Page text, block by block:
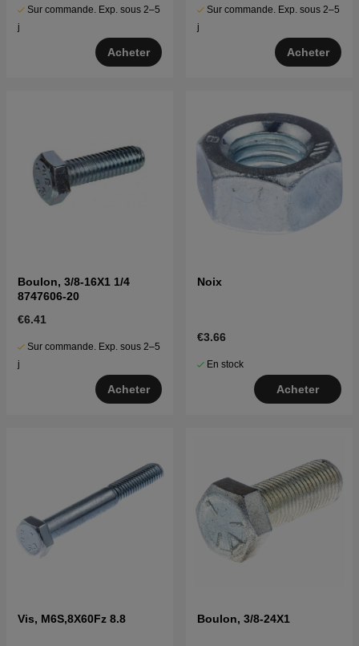
Sur commande. Exp. sous 2–5
j
Acheter
Sur commande. Exp. sous 2–5
j
Acheter
Boulon, 3/8-16X1 1/4
8747606-20
€6.41
Sur commande. Exp. sous 2–5
j
Acheter
Noix
€3.66
En stock
Acheter
Vis, M6S,8X60Fz 8.8 Boulon, 3/8-24X1